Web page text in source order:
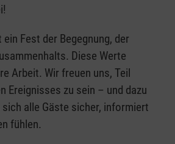
Fest der Begegnung, der
Diese Werte
Arbeit. Wir freuen uns, Teil
Ereignisses zu sein – und dazu
alle Gäste sicher, informiert
fühlen.